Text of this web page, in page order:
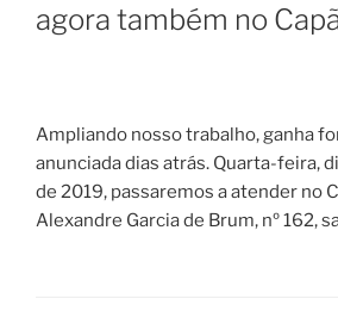
agora também no
Ampliando nosso trabalho, ganha
anunciada dias atrás. Quarta-feira,
de 2019, passaremos a atender no
Alexandre Garcia de Brum, nº 162,